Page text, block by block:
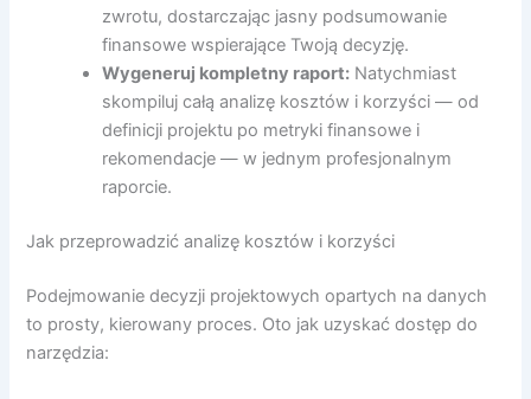
zwrotu, dostarczając jasny podsumowanie
finansowe wspierające Twoją decyzję.
Wygeneruj kompletny raport: Natychmiast
skompiluj całą analizę kosztów i korzyści — od
definicji projektu po metryki finansowe i
rekomendacje — w jednym profesjonalnym
raporcie.
Jak przeprowadzić analizę kosztów i korzyści
Podejmowanie decyzji projektowych opartych na danych
to prosty, kierowany proces. Oto jak uzyskać dostęp do
narzędzia: